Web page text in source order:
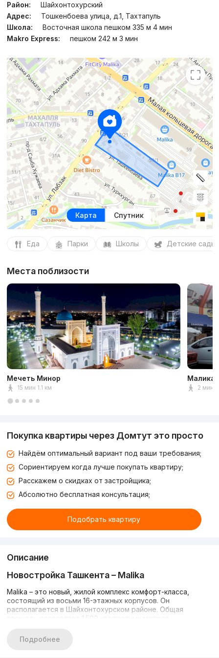
Район:
Шайхонтохурский
Адрес:
Тошкенбоева улица, д.1, Тахтапуль
Школа:
Восточная школа пешком 335 м 4 мин
Makro Express:
пешком 242 м 3 мин
Карта Спутник
Еда Парки Школы Детские сады
Места поблизости
Мечеть Минор
15 мин 1.1 км
Малика
2 мин
Покупка квартиры через Домтут это просто
Найдём оптимальный вариант под ваши требования;
Сориентируем когда лучше покупать квартиру;
Расскажем о скидках от застройщика;
Абсолютно бесплатная консультация;
Подобрать квартиру
Описание
Новостройка Ташкента – Malika
Malika – это новый, жилой комплекс комфорт-класса,
состоящий из восьми 16-этажных корпусов. Он
располагается в Шайхонтохурском районе. Общая
площадь составляет 1.500 квадратных метров.
Все квартиры имеют черновую отделку, что позволит
Подробнее